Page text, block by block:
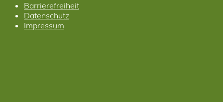
Barrierefreiheit
Datenschutz
Impressum